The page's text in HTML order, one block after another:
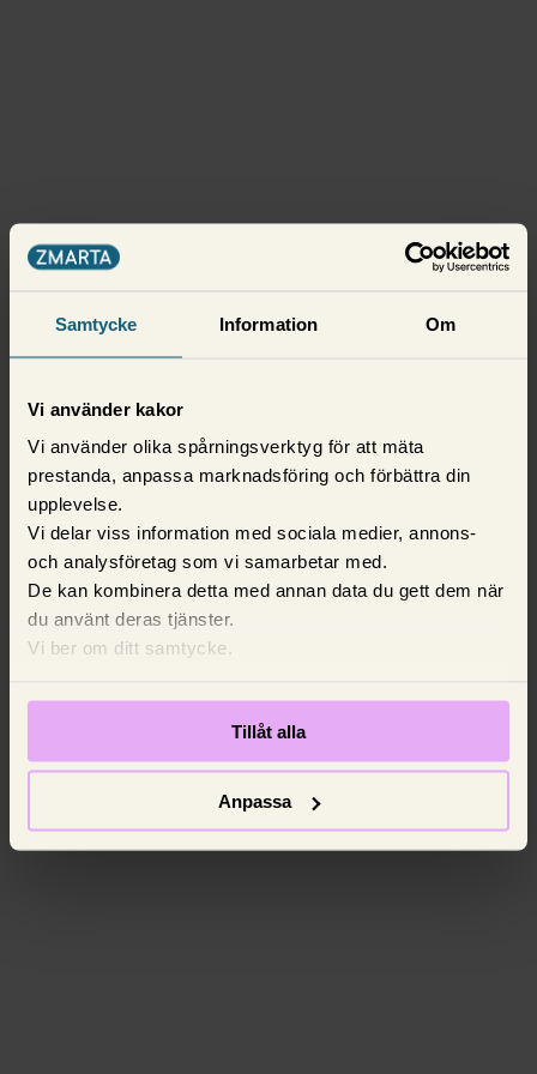
Samtycke Information Om
Vi använder kakor
Vi använder olika spårningsverktyg för att mäta
prestanda, anpassa marknadsföring och förbättra din
upplevelse.
Vi delar viss information med sociala medier, annons-
och analysföretag som vi samarbetar med.
De kan kombinera detta med annan data du gett dem när
du använt deras tjänster.
Vi ber om ditt samtycke.
Tillåt alla
Anpassa